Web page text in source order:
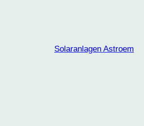
Solaranlagen Astroem